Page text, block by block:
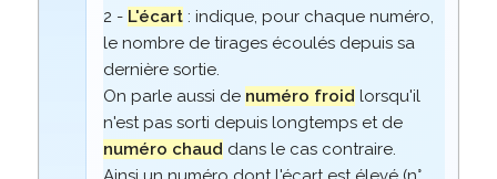
2 - L'écart: indique, pour chaque numéro,
le nombre de tirages écoulés depuis sa
dernière sortie.
On parle aussi de numéro froid lorsqu'il
n'est pas sorti depuis longtemps et de
numéro chaud dans le cas contraire.